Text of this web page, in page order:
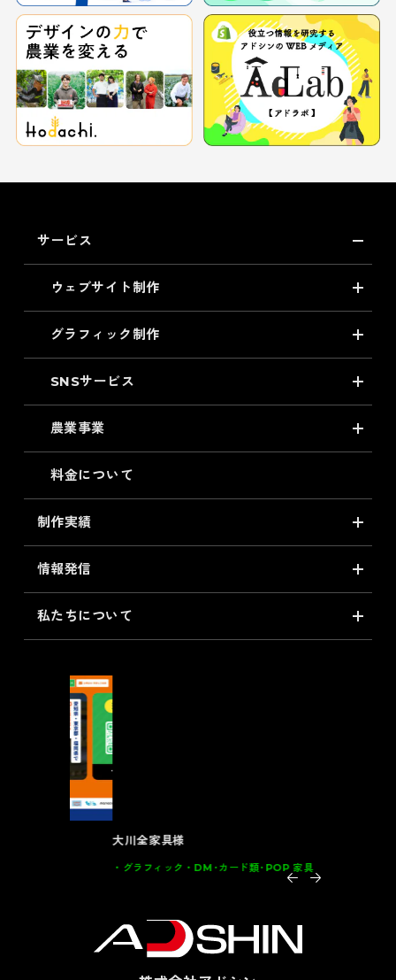
サービス
ウェブサイト制作
グラフィック制作
SNSサービス
農業事業
料金について
制作実績
情報発信
私たちについて
大川全家具様
グラフィック DM･カード類･POP 家具